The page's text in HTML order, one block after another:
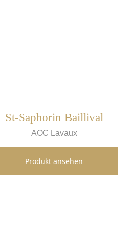
St-Saphorin Baillival
AOC Lavaux
Produkt ansehen